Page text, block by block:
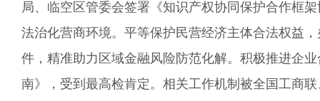
局、临空区管委会签署《知识产权协同保护合作框
法治化营商环境。 平等保护民营经济主体合法权益，
件，精准助力区域金融风险防范化解。 积极推进企
南》，受到最高检肯定。相关工作机制被全国工商